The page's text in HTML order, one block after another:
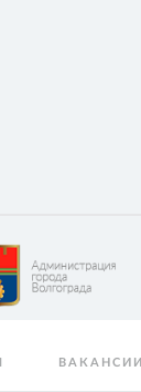
ВАКАНСИИ